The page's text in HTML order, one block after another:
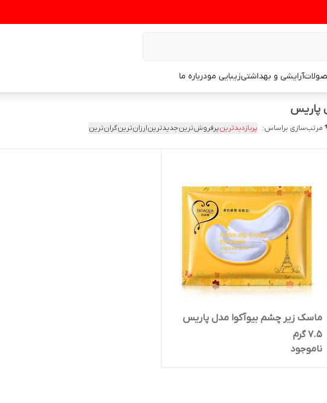
آرایشی و بهداشتیزیبایی مودرباره ما
پاریس
مرتب‌سازی براساس: پربازدیدترینپرفروش‌ترینجدیدترینارزان‌ترینگران‌ترین
ماسک زیر چشم بیوآکوا مدل پاریس
۷.۵ گرم
ناموجود